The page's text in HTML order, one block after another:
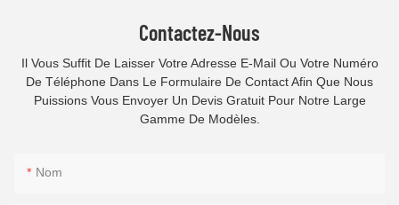
Contactez-Nous
Il Vous Suffit De Laisser Votre Adresse E-Mail Ou Votre Numéro
De Téléphone Dans Le Formulaire De Contact Afin Que Nous
Puissions Vous Envoyer Un Devis Gratuit Pour Notre Large
Gamme De Modèles.
Nom